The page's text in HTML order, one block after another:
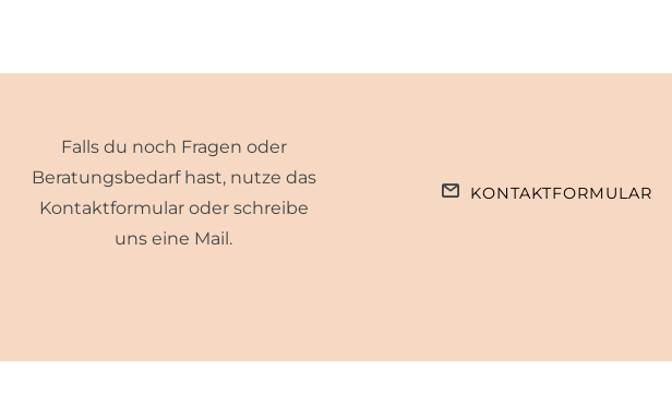
Falls du noch Fragen oder
Beratungsbedarf hast, nutze das
Kontaktformular oder schreibe
uns eine Mail.
KONTAKTFORMULAR